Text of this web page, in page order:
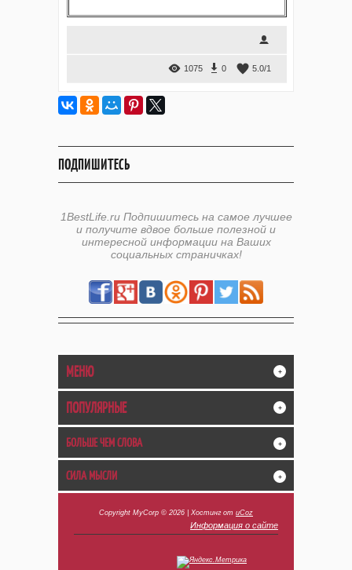
1075 0 5.0/1
ПОДПИШИТЕСЬ
1BestLife.ru Подпишитесь на самое лучшее
и получите вдвое больше полезной и
интересной информации на Ваших
социальных страничках!
МЕНЮ +
ПОПУЛЯРНЫЕ +
БОЛЬШЕ ЧЕМ СЛОВА +
СИЛА МЫСЛИ +
Copyright MyCorp © 2026 Хостинг от uCoz
Информация о сайте